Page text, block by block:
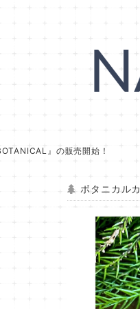
』の販売開始！
ボタニカル